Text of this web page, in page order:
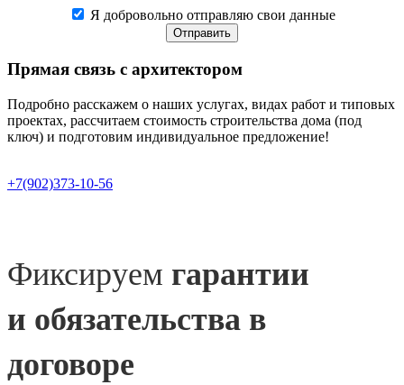
Я добровольно отправляю свои данные
Отправить
Прямая связь с архитектором
Подробно расскажем о наших услугах, видах работ и типовых
проектах, рассчитаем стоимость строительства дома (под
ключ) и подготовим индивидуальное предложение!
+7(902)373-10-56
Фиксируем гарантии
и обязательства в
договоре